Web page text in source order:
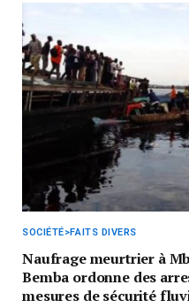
SOCIÉTÉ>FAITS DIVERS
Naufrage meurtrier à
Bemba ordonne des
mesures de sécurité